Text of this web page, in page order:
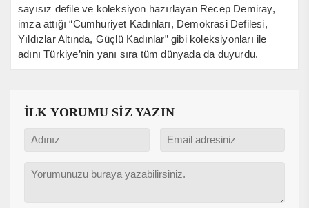
sayısız defile ve koleksiyon hazırlayan Recep Demiray,
imza attığı “Cumhuriyet Kadınları, Demokrasi Defilesi,
Yıldızlar Altında, Güçlü Kadınlar” gibi koleksiyonları ile
adını Türkiye’nin yanı sıra tüm dünyada da duyurdu.
İLK YORUMU SİZ YAZIN